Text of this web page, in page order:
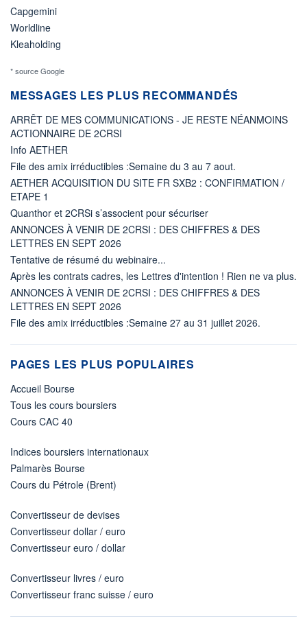
Capgemini
Worldline
Kleaholding
* source Google
MESSAGES LES PLUS RECOMMANDÉS
ARRÊT DE MES COMMUNICATIONS - JE RESTE NÉANMOINS
ACTIONNAIRE DE 2CRSI
Info AETHER
File des amix irréductibles :Semaine du 3 au 7 aout.
AETHER ACQUISITION DU SITE FR SXB2 : CONFIRMATION /
ETAPE 1
Quanthor et 2CRSi s’associent pour sécuriser
ANNONCES À VENIR DE 2CRSI : DES CHIFFRES & DES
LETTRES EN SEPT 2026
Tentative de résumé du webinaire...
Après les contrats cadres, les Lettres d'intention ! Rien ne va plus.
ANNONCES À VENIR DE 2CRSI : DES CHIFFRES & DES
LETTRES EN SEPT 2026
File des amix irréductibles :Semaine 27 au 31 juillet 2026.
PAGES LES PLUS POPULAIRES
Accueil Bourse
Tous les cours boursiers
Cours CAC 40
Indices boursiers internationaux
Palmarès Bourse
Cours du Pétrole (Brent)
Convertisseur de devises
Convertisseur dollar / euro
Convertisseur euro / dollar
Convertisseur livres / euro
Convertisseur franc suisse / euro